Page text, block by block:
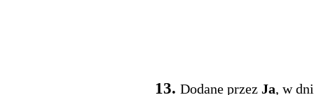
13. Dodane przez Ja, w